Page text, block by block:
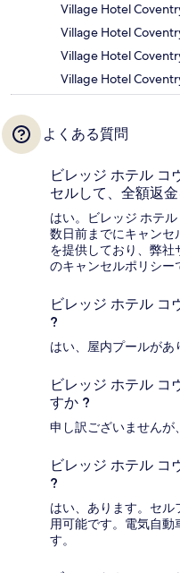
Village Hotel
Village Hotel
Village Hotel
Village Hotel
よくある質問
ビレッジ ホテル コ
セルして、全額返
はい。ビレッジ ホテ
数日前までにキャンセ
を提供しており、弊
のキャンセルポリシー
ビレッジ ホテル コ
?
はい、屋内プールがあ
ビレッジ ホテル コ
すか ?
申し訳ございませんが
ビレッジ ホテル コ
?
はい、あります。セル
用可能です。電気自動
す。